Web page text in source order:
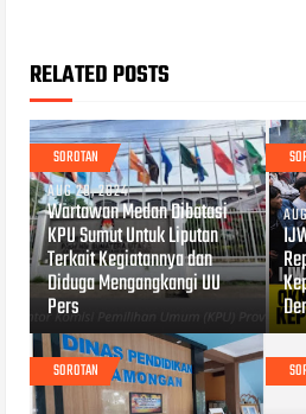
RELATED POSTS
SOROTAN
AUG 28, 2024
Wartawan Medan Dibatasi
KPU Sumut Untuk Liputan
Terkait Kegiatannya dan
Diduga Mengangkangi UU
Pers
SOROTAN